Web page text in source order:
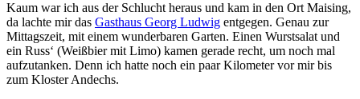
Kaum war ich aus der Schlucht heraus und kam in den Ort Maising,
da lachte mir das Gasthaus Georg Ludwig entgegen. Genau zur
Mittagszeit, mit einem wunderbaren Garten. Einen Wurstsalat und
ein Russ‘ (Weißbier mit Limo) kamen gerade recht, um noch mal
aufzutanken. Denn ich hatte noch ein paar Kilometer vor mir bis
zum Kloster Andechs.